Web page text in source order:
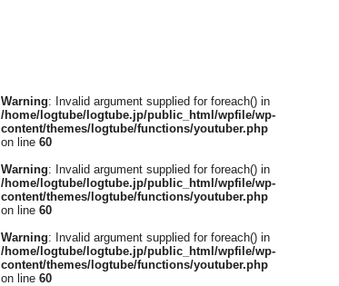
Warning: Invalid argument supplied for foreach() in
/home/logtube/logtube.jp/public_html/wpfile/wp-
content/themes/logtube/functions/youtuber.php
on line 60
Warning: Invalid argument supplied for foreach() in
/home/logtube/logtube.jp/public_html/wpfile/wp-
content/themes/logtube/functions/youtuber.php
on line 60
Warning: Invalid argument supplied for foreach() in
/home/logtube/logtube.jp/public_html/wpfile/wp-
content/themes/logtube/functions/youtuber.php
on line 60